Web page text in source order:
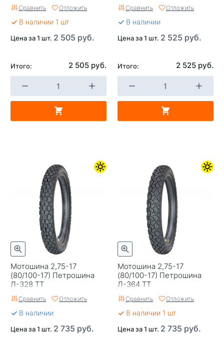
Сравнить Отложить
В наличии 1 шт
Цена за 1 шт. 2 505 руб.
Итого: 2 505 руб.
Сравнить Отложить
В наличии
Цена за 1 шт. 2 525 руб.
Итого: 2 525 руб.
Мотошина 2,75-17
(80/100-17) Петрошина
Л-328 TT
Сравнить Отложить
В наличии
Цена за 1 шт. 2 735 руб.
Мотошина 2,75-17
(80/100-17) Петрошина
Л-364 TT
Сравнить Отложить
В наличии 1 шт
Цена за 1 шт. 2 735 руб.